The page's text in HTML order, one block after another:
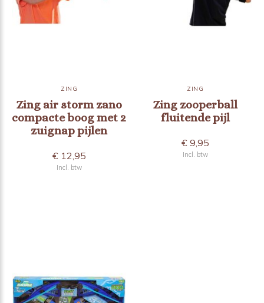
ZING
Zing air storm zano
compacte boog met 2
zuignap pijlen
€ 12,95
Incl. btw
ZING
Zing zooperball
fluitende pijl
€ 9,95
Incl. btw